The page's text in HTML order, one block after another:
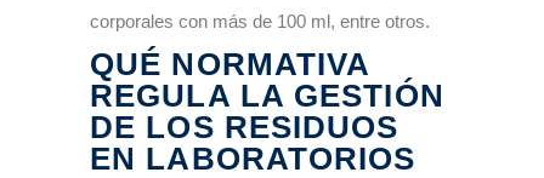
corporales con más de 100 ml, entre otros.
QUÉ NORMATIVA
REGULA LA GESTIÓN
DE LOS RESIDUOS
EN LABORATORIOS